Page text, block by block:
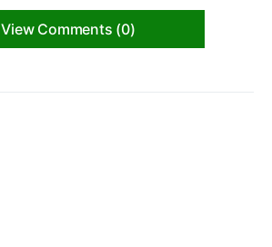
View Comments (0)